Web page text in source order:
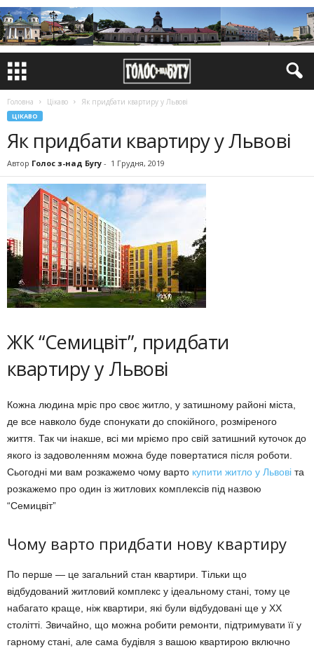
Головна Цікаво Як придбати квартиру у Львові
ЦІКАВО
Як придбати квартиру у Львові
Автор Голос з-над Бугу - 1 Грудня, 2019
ЖК “Семицвіт”, придбати
квартиру у Львові
Кожна людина мріє про своє житло, у затишному районі міста,
де все навколо буде спонукати до спокійного, розміреного
життя. Так чи інакше, всі ми мріємо про свій затишний куточок до
якого із задоволенням можна буде повертатися після роботи.
Сьогодні ми вам розкажемо чому варто купити житло у Львові та
розкажемо про один із житлових комплексів під назвою
“Семицвіт”
Чому варто придбати нову квартиру
По перше — це загальний стан квартири. Тільки що
відбудований житловий комплекс у ідеальному стані, тому це
набагато краще, ніж квартири, які були відбудовані ще у ХХ
столітті. Звичайно, що можна робити ремонти, підтримувати її у
гарному стані, але сама будівля з вашою квартирою включно